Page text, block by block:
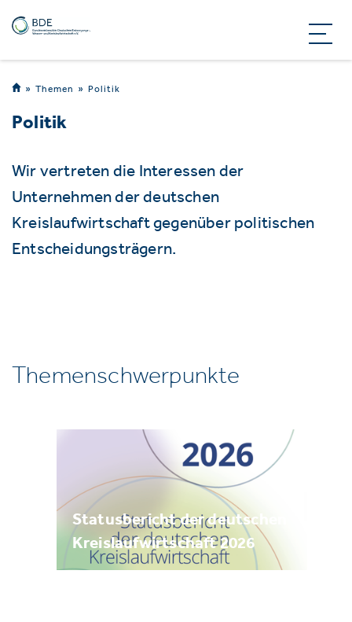
Themen Politik
Politik
Wir vertreten die Interessen der
Unternehmen der deutschen
Kreislaufwirtschaft gegenüber politischen
Entscheidungsträgern.
Themenschwerpunkte
Statusbericht der deutschen
Kreislaufwirtschaft 2026